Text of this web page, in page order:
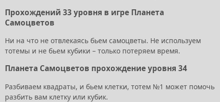
Прохождений 33 уровня в игре Планета
Самоцветов
Ни на что не отвлекаясь бьем самоцветы. Не используем
тотемы и не бьем кубики – только потеряем время.
Планета Самоцветов прохождение уровня 34
Разбиваем квадраты, и бьем клетки, тотем №1 может помочь
разбить вам клетку или кубик.